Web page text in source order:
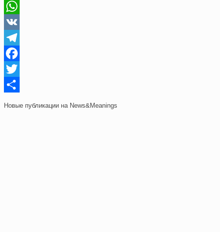
Email
WhatsApp
VK
Telegram
Facebook
Twitter
Новые публикации на News&Meanings